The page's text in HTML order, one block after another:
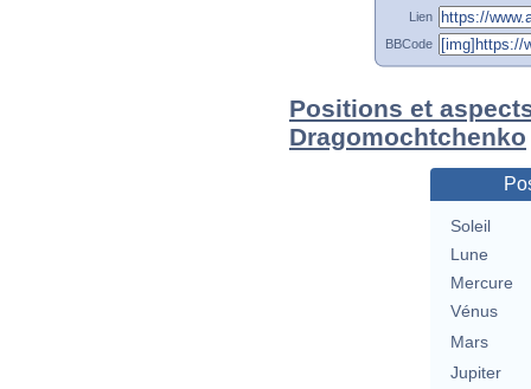
Lien
BBCode
Positions et
Dragomochtchenko
Soleil
Lune
Mercure
Vénus
Mars
Jupiter